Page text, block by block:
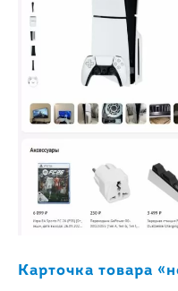
Карточка товара